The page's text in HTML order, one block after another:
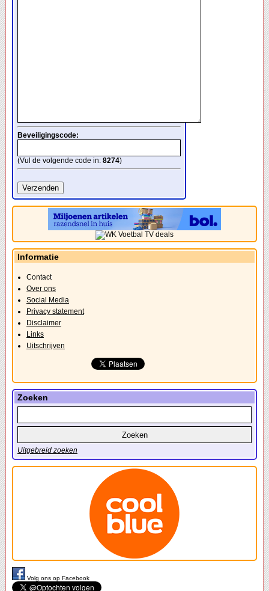
Beveiligingscode:
(Vul de volgende code in: 8274)
Informatie
Contact
Over ons
Social Media
Privacy statement
Disclaimer
Links
Uitschrijven
Zoeken
Uitgebreid zoeken
Volg ons op Facebook